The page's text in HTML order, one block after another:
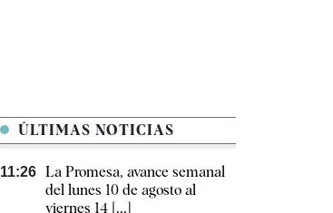
ÚLTIMAS NOTICIAS
11:26 La Promesa, avance semanal
del lunes 10 de agosto al
viernes 14 [...]